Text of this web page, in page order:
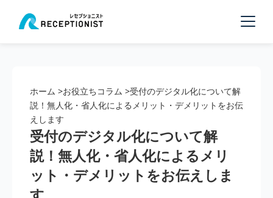
ホーム >お役立ちコラム >受付のデジタル化について解
説！無人化・省人化によるメリット・デメリットをお伝
えします
受付のデジタル化について解
説！無人化・省人化によるメリ
ット・デメリットをお伝えしま
す